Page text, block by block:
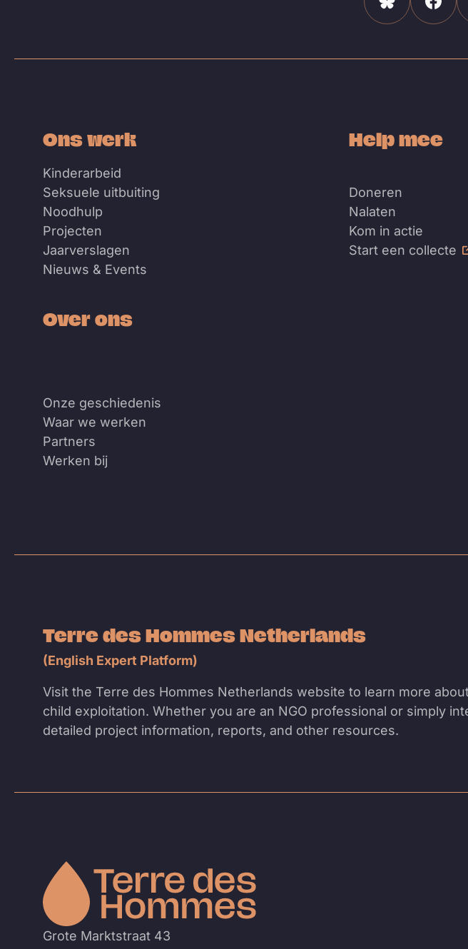
Bluesky
Ons werk
Kinderarbeid
Seksuele uitbuiting
Noodhulp
Projecten
Jaarverslagen
Nieuws & Events
Help mee
Doneren
Nalaten
Kom in actie
Start een collecte
Over ons
Onze geschiedenis
Waar we werken
Partners
Werken bij
Terre des Hommes Netherlands
(English Expert Platform)
Visit the Terre des Hommes Netherlands website to learn more
child exploitation. Whether you are an NGO professional or simply
detailed project information, reports, and other resources.
Grote Marktstraat 43